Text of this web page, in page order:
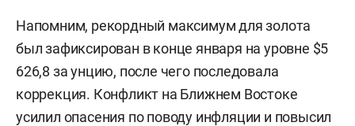
Напомним, рекордный максимум для золота
был зафиксирован в конце января на уровне $5
626,8 за унцию, после чего последовала
коррекция. Конфликт на Ближнем Востоке
усилил опасения по поводу инфляции и повысил